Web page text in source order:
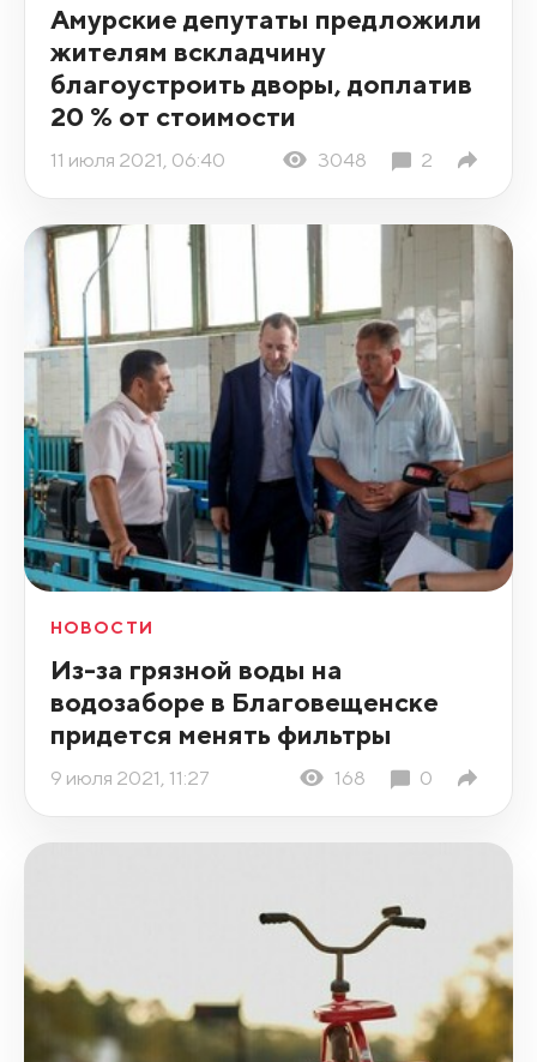
Амурские депутаты предложили
жителям вскладчину
благоустроить дворы, доплатив
20 % от стоимости
11 июля 2021, 06:40 3048 2
НОВОСТИ
Из-за грязной воды на
водозаборе в Благовещенске
придется менять фильтры
9 июля 2021, 11:27 168 0